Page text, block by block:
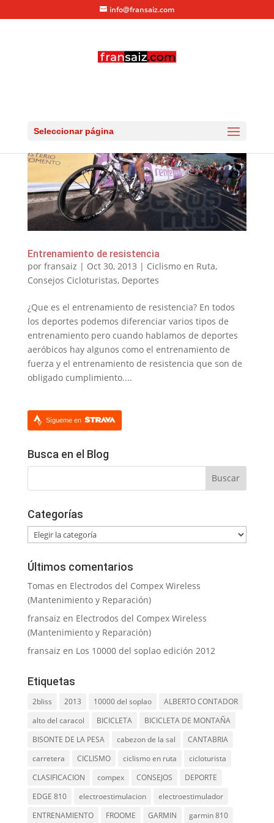
info@fransaiz.com
Seleccionar página
Entrenamiento de resistencia
por fransaiz | Oct 30, 2013 | Ciclismo en Ruta,
Consejos Cicloturistas, Deportes
¿Que es el entrenamiento de resistencia? En todos
los deportes podemos diferenciar varios tipos de
entrenamiento pero cuando hablamos de deportes
aeróbicos hay algunos como el entrenamiento de
fuerza y el entrenamiento de resistencia que son de
obligado cumplimiento....
Sígueme en
Busca en el Blog
Categorías
Categorías
Últimos comentarios
Tomas en Electrodos del Compex Wireless
(Mantenimiento y Reparación)
fransaiz en Electrodos del Compex Wireless
(Mantenimiento y Reparación)
fransaiz en Los 10000 del soplao edición 2012
Etiquetas
2bliss 2013 10000 del soplao
ALBERTO CONTADOR
alto del caracol
BICICLETA
BICICLETA DE MONTAÑA
BISONTE DE LA PESA
cabezon de la sal
CANTABRIA
carretera
CICLISMO ciclismo en ruta
cicloturista
CLASIFICACION
compex CONSEJOS
DEPORTE
EDGE 810
electroestimulacion
electroestimulador
ENTRENAMIENTO
FROOME GARMIN garmin 810